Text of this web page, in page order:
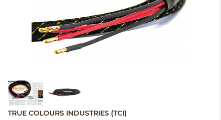
TRUE COLOURS INDUSTRIES (TCI)